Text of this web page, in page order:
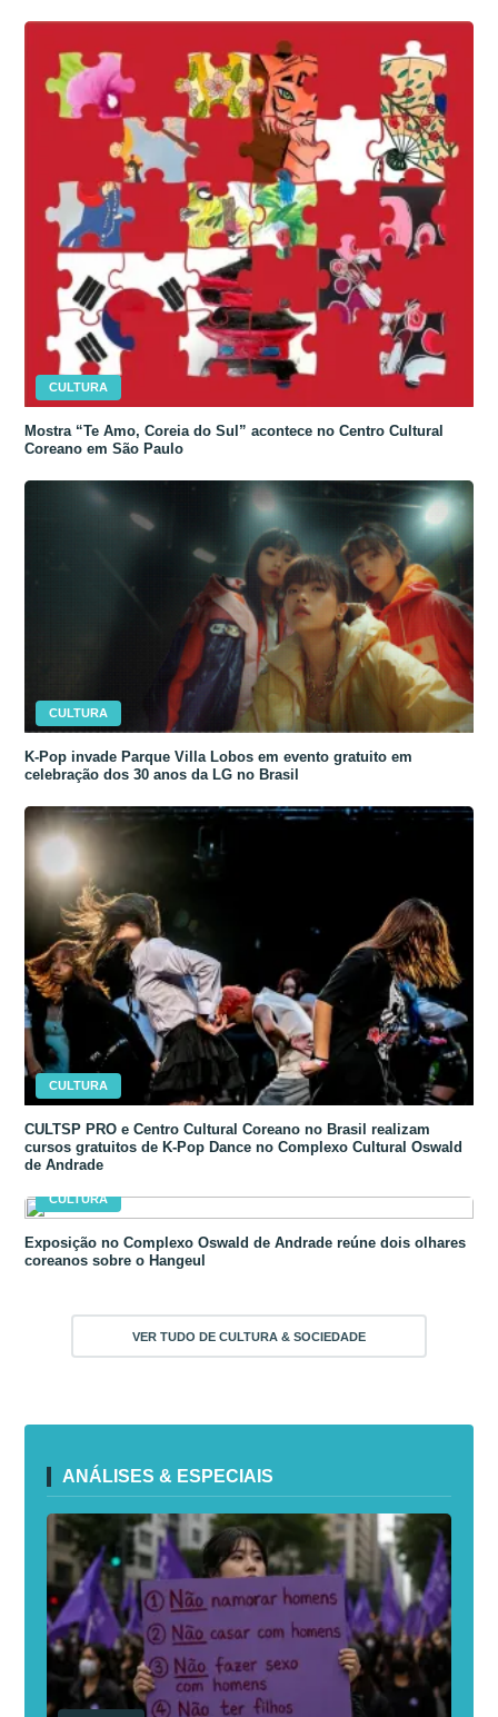
CULTURA
Mostra “Te Amo, Coreia do Sul” acontece no Centro Cultural
Coreano em São Paulo
CULTURA
K-Pop invade Parque Villa Lobos em evento gratuito em
celebração dos 30 anos da LG no Brasil
CULTURA
CULTSP PRO e Centro Cultural Coreano no Brasil realizam
cursos gratuitos de K-Pop Dance no Complexo Cultural Oswald
de Andrade
CULTURA
Exposição no Complexo Oswald de Andrade reúne dois olhares
coreanos sobre o Hangeul
VER TUDO DE CULTURA & SOCIEDADE
ANÁLISES & ESPECIAIS